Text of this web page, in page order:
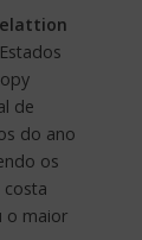
de
do ano
os
o maior